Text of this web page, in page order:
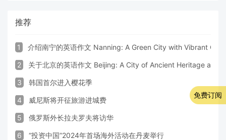
推荐
1 介绍南宁的英语作文 Nanning: A Green City with Vibrant
2 关于北京的英语作文 Beijing: A City of Ancient Heritage and
3 韩国首尔进入樱花季
4 威尼斯将开征旅游进城费
5 俄罗斯外长拉夫罗夫将访华
6 “投资中国”2024年首场海外活动在丹麦举行
免费订阅